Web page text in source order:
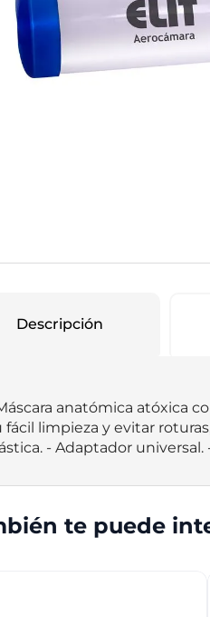
Cuidado
Toallas con
Descripción
anatómica atóxica
fácil limpieza y evitar
- Adaptador
te puede